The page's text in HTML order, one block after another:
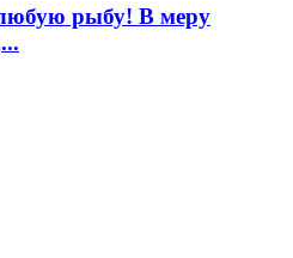
рыбу! В меру